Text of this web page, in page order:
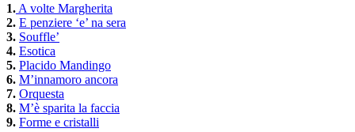
1. A volte Margherita
2. E penziere ‘e’ na sera
3. Souffle’
4. Esotica
5. Placido Mandingo
6. M’innamoro ancora
7. Orquesta
8. M’è sparita la faccia
9. Forme e cristalli